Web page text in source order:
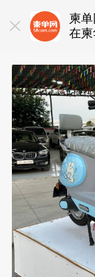
柬
在柬